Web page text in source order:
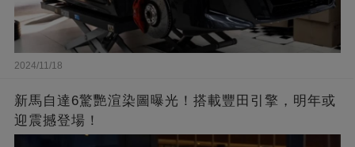
2024/11/18
新馬自達6驚艷渲染圖曝光！搭載豐田引擎，明年或
迎震撼登場！